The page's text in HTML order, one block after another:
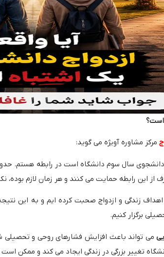
است؟
مرکز مشاوره آویژه می‌ گوید:
سال سوم دانشگاه است در رابطه هستم.
این رابطه حمایت می‌ کنند و هر زمان لازم بوده،
اهداف زندگی و ازدواج صحبت کرده‌ ایم و به این
برگزار کنیم.
می‌ تواند باعث افزایش فشارهای روحی و تحصیلی
تغییر بزرگی در زندگی ایجاد می‌ کند و ممکن